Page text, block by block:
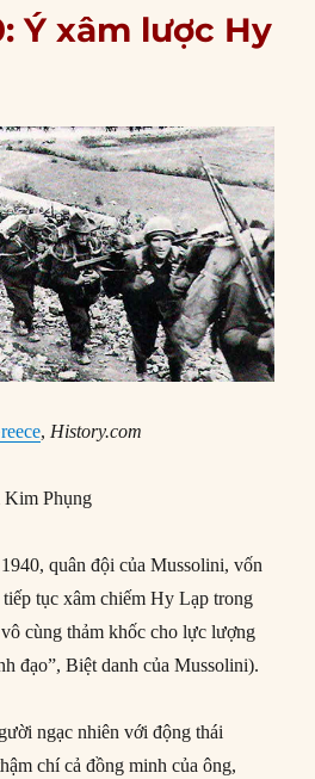
Ý xâm lược Hy
, History.com
Phụng
quân đội của Mussolini, vốn
tục xâm chiếm Hy Lạp trong
cùng thảm khốc cho lực lượng
đạo”, Biệt danh của Mussolini).
ngạc nhiên với động thái
chí cả đồng minh của ông,